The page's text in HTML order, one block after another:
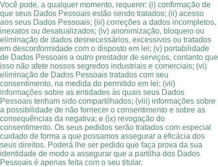
Você pode, a qualquer momento, requerer: (i) confirmação de
que seus Dados Pessoais estão sendo tratados; (ii) acesso
aos seus Dados Pessoais; (iii) correções a dados incompletos,
inexatos ou desatualizados; (iv) anonimização, bloqueio ou
eliminação de dados desnecessários, excessivos ou tratados
em desconformidade com o disposto em lei; (v) portabilidade
de Dados Pessoais a outro prestador de serviços, contanto que
isso não afete nossos segredos industriais e comerciais; (vi)
eliminação de Dados Pessoais tratados com seu
consentimento, na medida do permitido em lei; (vii)
informações sobre as entidades às quais seus Dados
Pessoais tenham sido compartilhados; (viii) informações sobre
a possibilidade de não fornecer o consentimento e sobre as
consequências da negativa; e (ix) revogação do
consentimento. Os seus pedidos serão tratados com especial
cuidado de forma a que possamos assegurar a eficácia dos
seus direitos. Poderá lhe ser pedido que faça prova da sua
identidade de modo a assegurar que a partilha dos Dados
Pessoais é apenas feita com o seu titular.